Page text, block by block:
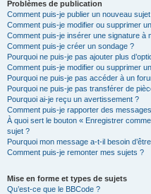
Problèmes de publication
Comment puis-je publier un nouveau
Comment puis-je modifier ou supprimer
Comment puis-je insérer une signature à
Comment puis-je créer un sondage ?
Pourquoi ne puis-je pas ajouter plus
Comment puis-je modifier ou supprimer
Pourquoi ne puis-je pas accéder à un
Pourquoi ne puis-je pas transférer de
Pourquoi ai-je reçu un avertissement ?
Comment puis-je rapporter des
À quoi sert le bouton « Enregistrer
sujet ?
Pourquoi mon message a-t-il besoin
Comment puis-je remonter mes sujets ?
Mise en forme et types de sujets
Qu’est-ce que le BBCode ?